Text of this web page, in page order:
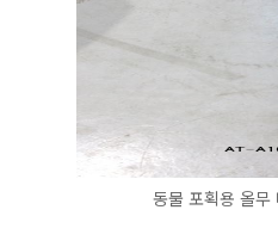
동물 포획용 올